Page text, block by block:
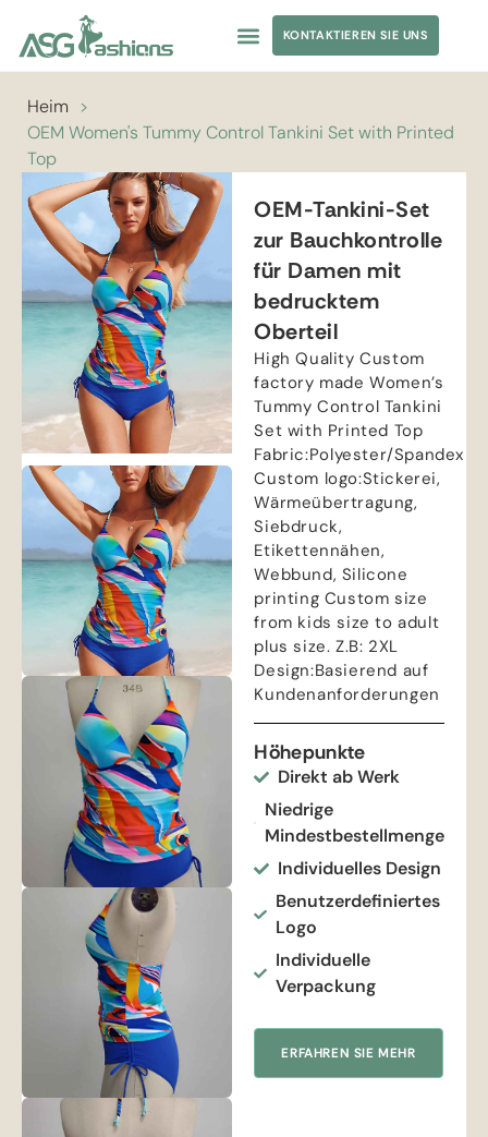
KONTAKTIEREN SIE UNS
Heim >
OEM Women's Tummy Control Tankini Set with Printed
Top
OEM-Tankini-Set
zur Bauchkontrolle
für Damen mit
bedrucktem
Oberteil
High Quality Custom
factory made Women’s
Tummy Control Tankini
Set with Printed Top
Fabric:Polyester/Spandex
Custom logo:Stickerei,
Wärmeübertragung,
Siebdruck,
Etikettennähen,
Webbund, Silicone
printing Custom size
from kids size to adult
plus size. Z.B: 2XL
Design:Basierend auf
Kundenanforderungen
Höhepunkte
Direkt ab Werk
Niedrige
Mindestbestellmenge
Individuelles Design
Benutzerdefiniertes
Logo
Individuelle
Verpackung
ERFAHREN SIE MEHR